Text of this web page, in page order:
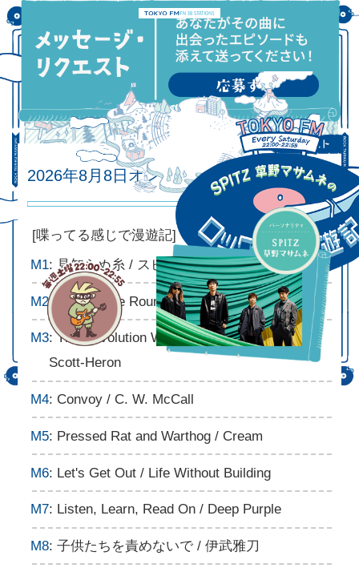
2026年8月8日オンエアリスト
2026.08.08
[喋ってる感じで漫遊記]
M1: 見知らぬ糸 / スピッツ
M2: Love Come Round / The Blue Aeroplanes
M3: The Revolution Will Not Be Televised / Gil
Scott-Heron
M4: Convoy / C. W. McCall
M5: Pressed Rat and Warthog / Cream
M6: Let's Get Out / Life Without Building
M7: Listen, Learn, Read On / Deep Purple
M8: 子供たちを責めないで / 伊武雅刀